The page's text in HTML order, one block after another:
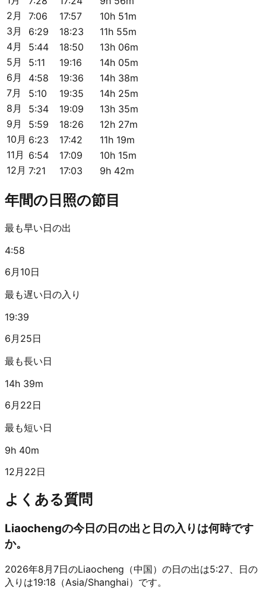
2月
7:06 17:57
10h 51m
3月
6:29 18:23
11h 55m
4月
5:44 18:50
13h 06m
5月
5:11 19:16
14h 05m
6月
4:58 19:36
14h 38m
7月
5:10 19:35
14h 25m
8月
5:34 19:09
13h 35m
9月
5:59 18:26
12h 27m
10月 6:23 17:42
11h 19m
11月 6:54 17:09
10h 15m
12月 7:21 17:03 9h 42m
年間の日照の節目
最も早い日の出
4:58
6月10日
最も遅い日の入り
19:39
6月25日
最も長い日
14h 39m
6月22日
最も短い日
9h 40m
12月22日
よくある質問
Liaochengの今日の日の出と日の入りは何時です
か。
2026年8月7日のLiaocheng（中国）の日の出は5:27、日の
入りは19:18（Asia/Shanghai）です。